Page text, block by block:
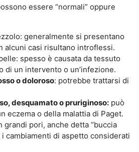
essere “normali” oppure
generalmente si presentano
alcuni casi risultano introflessi.
spesso è causata da tessuto
di un intervento o un’infezione.
o doloroso: potrebbe trattarsi di
desquamato o pruriginoso:può
eczema o della malattia di Paget.
grandi pori, anche detta “buccia
i cambiamenti di aspetto considerati